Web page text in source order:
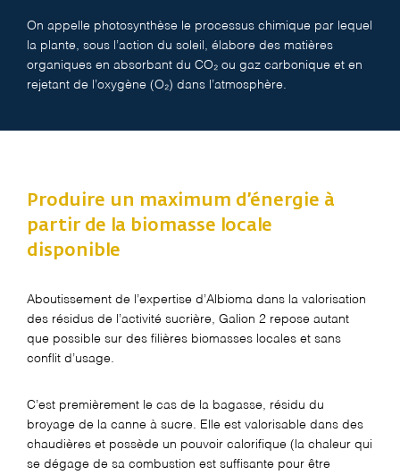
On appelle photosynthèse le processus chimique par lequel
la plante, sous l’action du soleil, élabore des matières
organiques en absorbant du CO₂ ou gaz carbonique et en
rejetant de l’oxygène (O₂) dans l’atmosphère.
Produire un maximum d’énergie à
partir de la biomasse locale
disponible
Aboutissement de l’expertise d’Albioma dans la valorisation
des résidus de l’activité sucrière, Galion 2 repose autant
que possible sur des filières biomasses locales et sans
conflit d’usage.
C’est premièrement le cas de la bagasse, résidu du
broyage de la canne à sucre. Elle est valorisable dans des
chaudières et possède un pouvoir calorifique (la chaleur qui
se dégage de sa combustion est suffisante pour être